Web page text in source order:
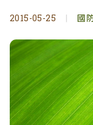
2015-05-25 | 國